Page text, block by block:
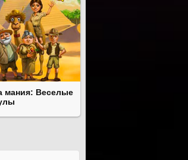
мания: Веселые